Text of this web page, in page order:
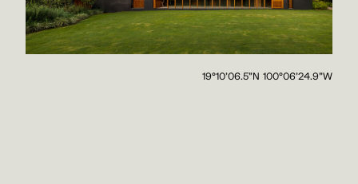
19°10’06.5”N 100°06’24.9”W